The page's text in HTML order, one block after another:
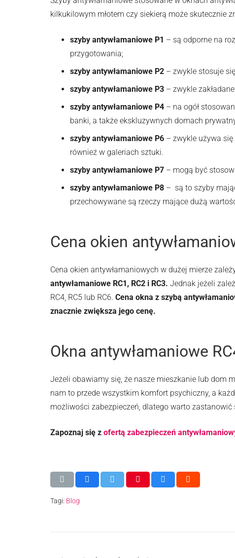
kilkukilowym młotem czy siekierą może skutecznie
szyby antywłamaniowe P1 – są odporne na
przygotowania;
szyby antywłamaniowe P2 – zwykle stosuje
szyby antywłamaniowe P3 – zwykle
szyby antywłamaniowe P4 – na ogół
banki, a także ekskluzywnych domach
szyby antywłamaniowe P6 – zwykle używa
również w galeriach sztuki.
szyby antywłamaniowe P7 – mogą być
szyby antywłamaniowe P8 – są to szyby
przechowywane są rzeczy mające dużą
Cena okien
Cena okien antywłamaniowych w dużej mierze
antywłamaniowe RC1, RC2 i RC3. Jednak jeżeli
RC4, RC5 lub RC6. Cena okna z szybą
znacznie zwiększa jego cenę.
Okna antywłamaniowe
Jeżeli obawiamy się, że nasze mieszkanie lub dom
nam to przede wszystkim komfort psychiczny, a
możliwości zabezpieczeń, dlatego warto zastanowić
Zapoznaj się z ofertą zabezpieczeń
Tagi: Blog